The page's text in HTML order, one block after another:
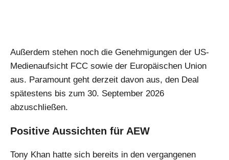
Außerdem stehen noch die Genehmigungen der US-
Medienaufsicht FCC sowie der Europäischen Union
aus. Paramount geht derzeit davon aus, den Deal
spätestens bis zum 30. September 2026
abzuschließen.
Positive Aussichten für AEW
Tony Khan hatte sich bereits in den vergangenen